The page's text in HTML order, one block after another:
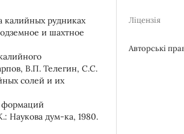
калийных рудниках
и шахтное
В.П. Телегин, С.С.
солей и их
формаций
Наукова дум-ка, 1980.
Ліцензія
Авторські